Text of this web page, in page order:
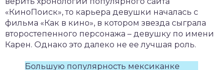
«КиноПоиск», то карьера девушки началась с
фильма «Как в кино», в котором звезда сыграла
второстепенного персонажа – девушку по имени
Карен. Однако это далеко не ее лучшая роль.
Большую популярность мексиканке